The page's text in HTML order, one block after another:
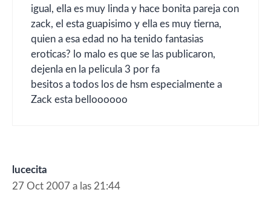
igual, ella es muy linda y hace bonita pareja con
zack, el esta guapisimo y ella es muy tierna,
quien a esa edad no ha tenido fantasias
eroticas? lo malo es que se las publicaron,
dejenla en la pelicula 3 por fa
besitos a todos los de hsm especialmente a
Zack esta belloooooo
lucecita
27 Oct 2007 a las 21:44